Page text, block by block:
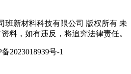
班新材料科技有限公司 版权所有 未
料，如有违反，将追究法律责任。
2023018939号-1